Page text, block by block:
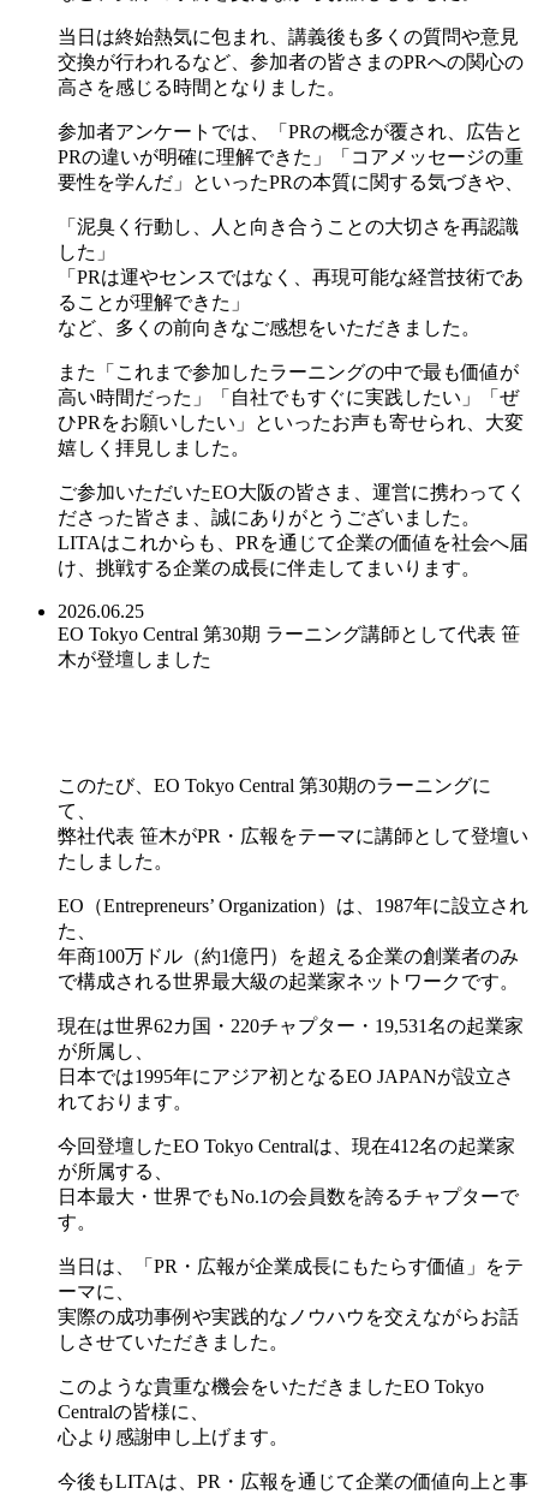
当日は終始熱気に包まれ、講義後も多くの質問や意見
交換が行われるなど、参加者の皆さまのPRへの関心の
高さを感じる時間となりました。
参加者アンケートでは、「PRの概念が覆され、広告と
PRの違いが明確に理解できた」「コアメッセージの重
要性を学んだ」といったPRの本質に関する気づきや、
「泥臭く行動し、人と向き合うことの大切さを再認識
した」
「PRは運やセンスではなく、再現可能な経営技術であ
ることが理解できた」
など、多くの前向きなご感想をいただきました。
また「これまで参加したラーニングの中で最も価値が
高い時間だった」「自社でもすぐに実践したい」「ぜ
ひPRをお願いしたい」といったお声も寄せられ、大変
嬉しく拝見しました。
ご参加いただいたEO大阪の皆さま、運営に携わってく
ださった皆さま、誠にありがとうございました。
LITAはこれからも、PRを通じて企業の価値を社会へ届
け、挑戦する企業の成長に伴走してまいります。
2026.06.25
EO Tokyo Central 第30期 ラーニング講師として代表 笹
木が登壇しました
このたび、EO Tokyo Central 第30期のラーニングに
て、
弊社代表 笹木がPR・広報をテーマに講師として登壇い
たしました。
EO（Entrepreneurs’ Organization）は、1987年に設立され
た、
年商100万ドル（約1億円）を超える企業の創業者のみ
で構成される世界最大級の起業家ネットワークです。
現在は世界62カ国・220チャプター・19,531名の起業家
が所属し、
日本では1995年にアジア初となるEO JAPANが設立さ
れております。
今回登壇したEO Tokyo Centralは、現在412名の起業家
が所属する、
日本最大・世界でもNo.1の会員数を誇るチャプターで
す。
当日は、「PR・広報が企業成長にもたらす価値」をテ
ーマに、
実際の成功事例や実践的なノウハウを交えながらお話
しさせていただきました。
このような貴重な機会をいただきましたEO Tokyo
Centralの皆様に、
心より感謝申し上げます。
今後もLITAは、PR・広報を通じて企業の価値向上と事